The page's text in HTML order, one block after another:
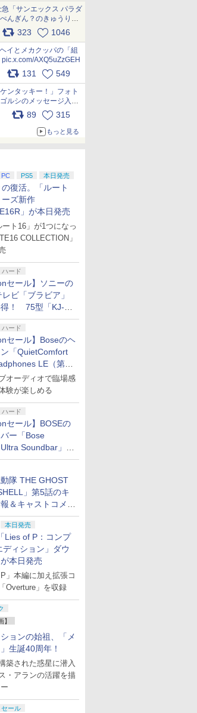
「サンエックス パラダ
んぎん？のきゅうりド
ストそのままのメニュ
にもおいしい
323 1046
イとメカクッパの「組
み立てトイ」発売！ pic.x.com/AXQ5uZzGEH
131 549
ンタッキー！」フォト
ルシのメッセージ入り
トレカなどが登場
89 315
もっと見る
PC PS5 本日発売
復活。「ルート
ズ新作
」が本日発売
ト16」が1つになっ
COLLECTION」
ハード
セール】ソニーの
ビ「ブラビア」
得！ 75型「KJ-
」などラインナッ
ハード
セール】Boseのヘ
「QuietComfort
LE（第2
などお買い得価格で
オーディオで臨場感
験が楽しめる
ハード
セール】BOSEの
ー「Bose
Soundbar」
ーファー「Bose
Ultra Subwoofer」
得！
動隊 THE GHOST
」第5話のキ
＆キャストコメン
カードを公開！
本日発売
Lies of P：コンプ
ディション」ダウ
本日発売
P」本編に加え拡張コ
Overture」を収録
】
ョンの始祖、「メ
生誕40周年！
築された惑星に潜入
・アランの活躍を描
セール